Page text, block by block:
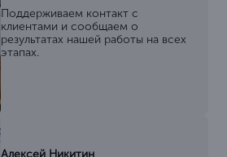
Поддерживаем контакт с
клиентами и сообщаем о
результатах нашей работы на всех
этапах.
Алексей Никитин